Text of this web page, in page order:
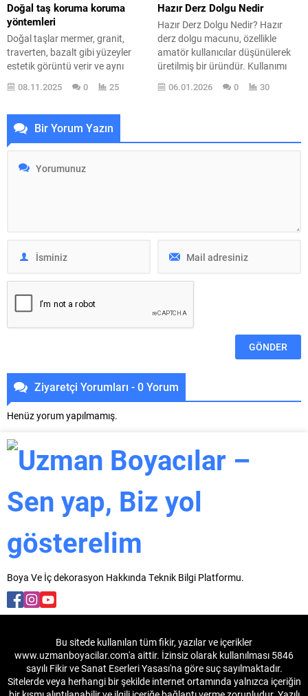
Doğal taş koruma koruma
yöntemleri
Doğal taşlar mermer, granit,
traverten, bazalt gibi yüzeyler
estetik görüntü verir ve aynı
zamanda dayanıklıdırlar. Bu
taşları doğru şekilde
lekelenme, aşınma ve renk
solması gibi sorunlar
yaşayabilirsiniz. Şimdi sizlere bu
doğal taşları nasıl koruyacağınızı
bir kaç madde ile anlatacağım çok
08.11.2025 0 25
Hazır Derz Dolgu Nedir
Hazır Derz Dolgu Nedir? Hazır
derz dolgu macunu, özellikle
amatör kullanıcılar düşünülerek
üretilmiş bir üründür. Kullanımı
oldukça kolay olduğu için, bu işe
yeni başlayanlar ve derz dolgu
06.01.2026 0 30
Bir Yorum Yazın
Ziyaretçi Yorumları - 0 Yorum
Henüz yorum yapılmamış.
Boya Ve İç dekorasyon Hakkında Teknik Bilgi Platformu.
Bu sitede kullanılan tüm fikir, yazılar ve içerikler
www.uzmanboyacilar.com'a aittir. İzinsiz olarak kullanılması 5846
sayılı Fikir ve Sanat Eserleri Yasası'na göre suç sayılmaktadır.
Sitelerde veya herhangi bir şekilde internet ortamında yalnızca içeriğin